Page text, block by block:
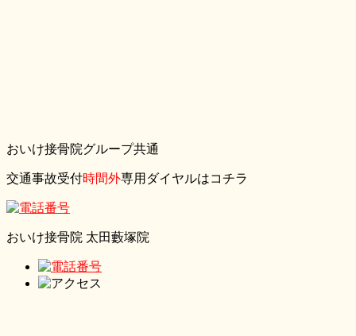
おいけ接骨院グループ共通
交通事故受付時間外専用ダイヤルはコチラ
おいけ接骨院 太田藪塚院